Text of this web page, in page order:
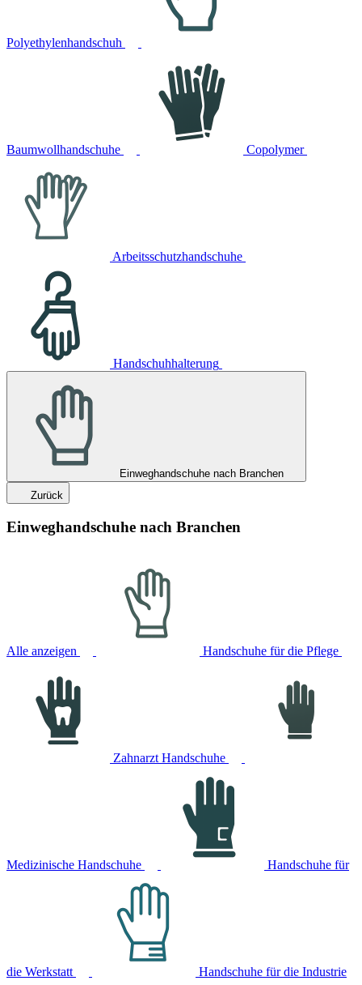
Polyethylenhandschuh
Baumwollhandschuhe Copolymer
Arbeitsschutzhandschuhe
Handschuhhalterung
Einweghandschuhe nach Branchen
Zurück
Einweghandschuhe nach Branchen
Alle anzeigen Handschuhe für die Pflege
Zahnarzt Handschuhe
Medizinische Handschuhe Handschuhe für
die Werkstatt Handschuhe für die Industrie